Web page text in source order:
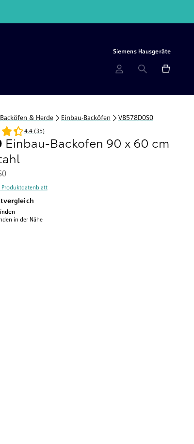
Siemens Hausgeräte
Backöfen & Herde Einbau-Backöfen VB578D0S0
Einbau-Backofen 90 x 60 cm
4.4 (35)
Produktdatenblatt
in der Nähe